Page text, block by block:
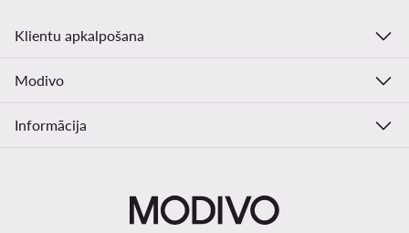
Klientu apkalpošana
Modivo
Informācija